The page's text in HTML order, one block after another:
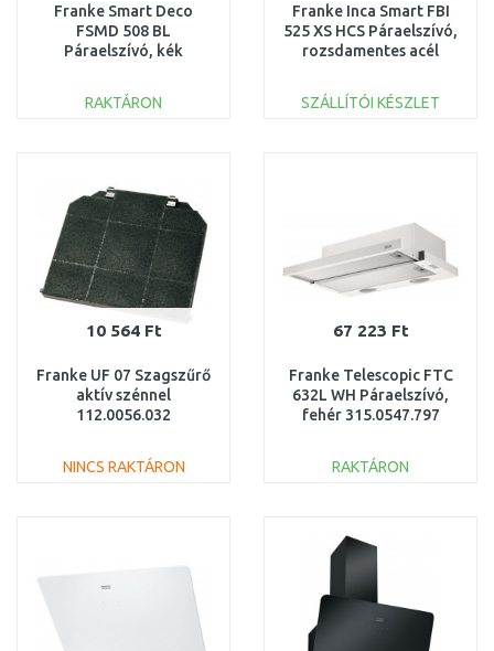
Franke Smart Deco
FSMD 508 BL
Páraelszívó, kék
RAKTÁRON
Franke Inca Smart FBI
525 XS HCS Páraelszívó,
rozsdamentes acél
SZÁLLÍTÓI KÉSZLET
10 564 Ft
Franke UF 07 Szagszűrő
aktív szénnel
112.0056.032
NINCS RAKTÁRON
67 223 Ft
Franke Telescopic FTC
632L WH Páraelszívó,
fehér 315.0547.797
RAKTÁRON
Összehasonlítás